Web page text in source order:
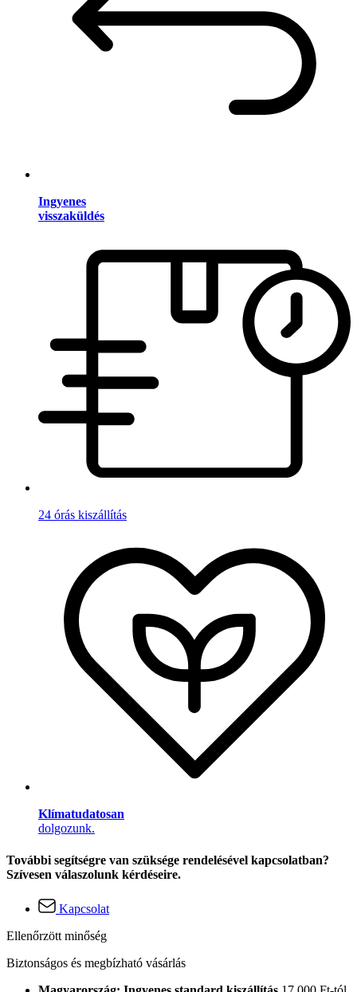
Ingyenes
visszaküldés
24 órás kiszállítás
Klímatudatosan
dolgozunk.
További segítségre van szüksége rendelésével kapcsolatban?
Szívesen válaszolunk kérdéseire.
Kapcsolat
Ellenőrzött minőség
Biztonságos és megbízható vásárlás